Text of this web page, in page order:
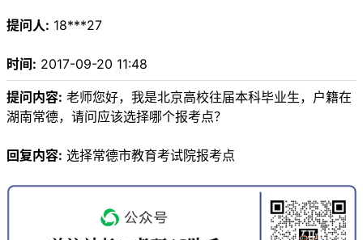
提问人: 18***27
时间: 2017-09-20 11:48
提问内容: 老师您好，我是北京高校往届本科毕业生，户籍在
湖南常德，请问应该选择哪个报考点？
回复内容: 选择常德市教育考试院报考点